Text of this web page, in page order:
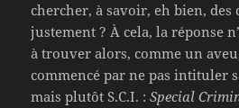
chercher, à savoir, eh bien, des
justement ? À cela, la réponse
à trouver alors, comme un
commencé par ne pas intituler
mais plutôt S.C.I. :Special